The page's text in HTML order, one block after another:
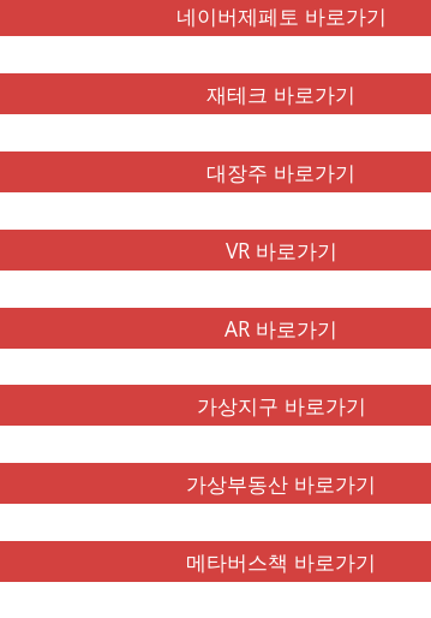
네이버제페토 바로가기
재테크 바로가기
대장주 바로가기
VR 바로가기
AR 바로가기
가상지구 바로가기
가상부동산 바로가기
메타버스책 바로가기